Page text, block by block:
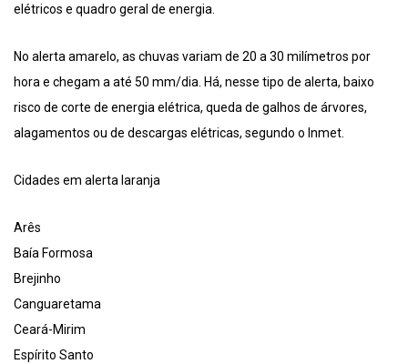
elétricos e quadro geral de energia.
No alerta amarelo, as chuvas variam de 20 a 30 milímetros por
hora e chegam a até 50 mm/dia. Há, nesse tipo de alerta, baixo
risco de corte de energia elétrica, queda de galhos de árvores,
alagamentos ou de descargas elétricas, segundo o Inmet.
Cidades em alerta laranja
Arês
Baía Formosa
Brejinho
Canguaretama
Ceará-Mirim
Espírito Santo